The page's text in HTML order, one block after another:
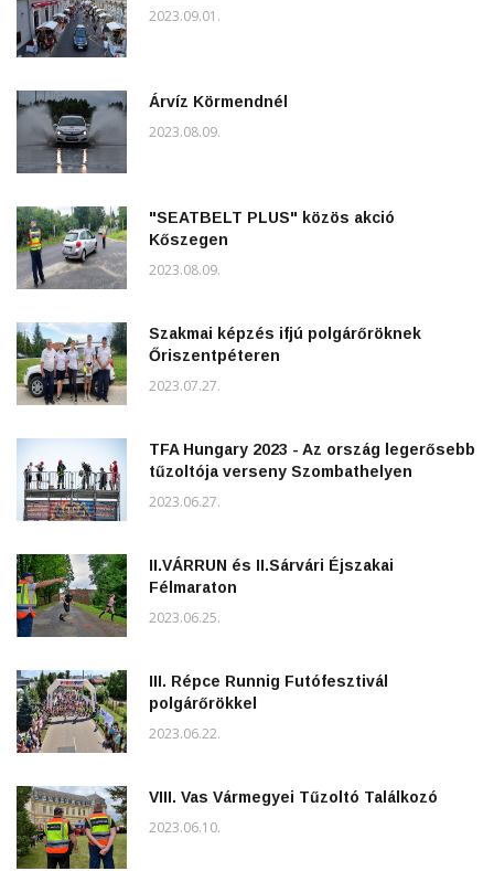
2023.09.01.
Árvíz Körmendnél
2023.08.09.
"SEATBELT PLUS" közös akció
Kőszegen
2023.08.09.
Szakmai képzés ifjú polgárőröknek
Őriszentpéteren
2023.07.27.
TFA Hungary 2023 - Az ország legerősebb
tűzoltója verseny Szombathelyen
2023.06.27.
II.VÁRRUN és II.Sárvári Éjszakai
Félmaraton
2023.06.25.
III. Répce Runnig Futófesztivál
polgárőrökkel
2023.06.22.
VIII. Vas Vármegyei Tűzoltó Találkozó
2023.06.10.